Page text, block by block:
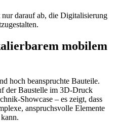
darauf ab, die Digitalisierung
mobilem
hoch beanspruchte Bauteile.
der Baustelle im 3D‑Druck
– es zeigt, dass
anspruchsvolle Elemente